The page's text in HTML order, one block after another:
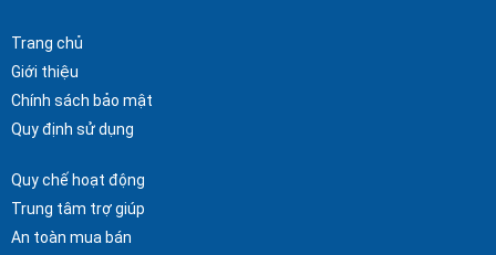
Trang chủ
Giới thiệu
Chính sách bảo mật
Quy định sử dụng
Quy chế hoạt động
Trung tâm trợ giúp
An toàn mua bán